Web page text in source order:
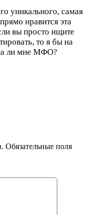
уникального, самая
нравится эта
вы просто ищите
то я бы на
ли мне МФО?
Обязательные поля